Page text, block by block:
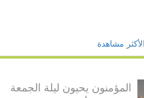
الأكثر مشاهدة
المؤمنون يحيون ليلة الجمعة